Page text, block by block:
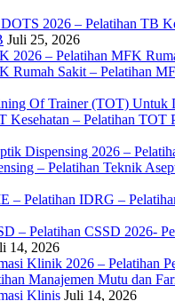
2026 – Pelatihan TB
Juli 25, 2026
2026 – Pelatihan MFK
Rumah Sakit – Pelatihan
Of Trainer (TOT) Untuk
Kesehatan – Pelatihan TOT
Dispensing 2026 –
– Pelatihan Teknik
– Pelatihan IDRG –
– Pelatihan CSSD 2026-
14, 2026
Klinik 2026 – Pelatihan
Manajemen Mutu dan
Klinis Juli 14, 2026